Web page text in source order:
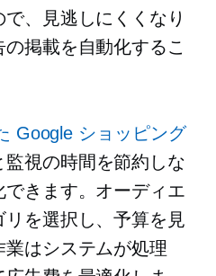
、見逃しにくくなり
掲載を自動化するこ
Google ショッピング
視の時間を節約しな
きます。オーディエ
を選択し、予算を見
はシステムが処理